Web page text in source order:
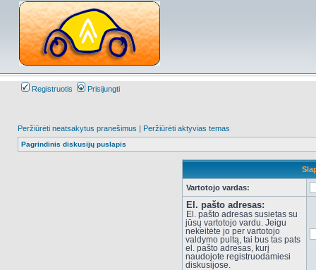
Registruotis Prisijungti
Peržiūrėti neatsakytus pranešimus | Peržiūrėti aktyvias temas
Pagrindinis diskusijų puslapis
Vartotojo vardas:
El. pašto adresas:
El. pašto adresas susietas su
jūsų vartotojo vardu. Jeigu
nekeitėte jo per vartotojo
valdymo pultą, tai bus tas pats
el. pašto adresas, kurį
naudojote registruodamiesi
diskusijose.